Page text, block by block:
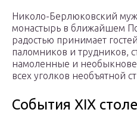
Николо-Берлюковский
монастырь в ближайшем
радостью принимает
паломников и трудников,
намоленные и
всех уголков необъятной
События XIX